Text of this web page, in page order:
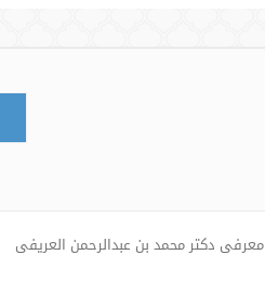
معرفی دکتر محمد بن عبدالرحمن العریفی